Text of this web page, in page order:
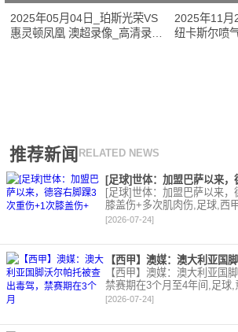
2025年05月04日_珀斯光荣VS
惠灵顿凤凰 澳超录像_高清录像
2025年11月
纽卡斯尔喷
推荐新闻 RELATED NEWS
[足球]世体：加盟巴萨以来
膝盖伤+多次肌肉伤,足球,西
本站，24小时为你更新最新
[2026-07-24]
【西甲】澳媒：澳大利亚国
禁赛期在3个月至4年间,足球,
大利亚,英超,西甲,德甲,法甲,
[2026-07-24]